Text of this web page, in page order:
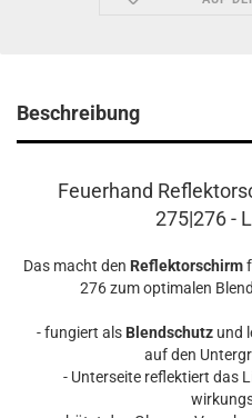
Beschreibung
Feuerhand
275|276 -
Das macht den Reflektorschirm
276 zum optimalen
- fungiert als Blendschutz und
auf den
- Unterseite reflektiert das